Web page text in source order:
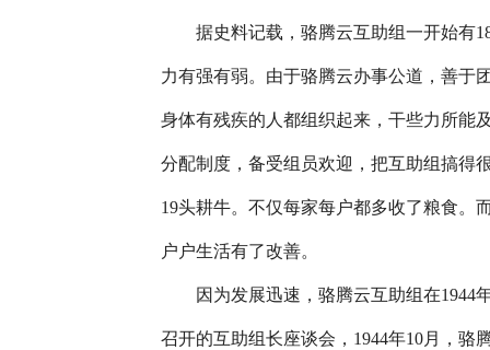
据史料记载，骆腾云互助组一开始有18
力有强有弱。由于骆腾云办事公道，善于
身体有残疾的人都组织起来，干些力所能
分配制度，备受组员欢迎，把互助组搞得
19头耕牛。不仅每家每户都多收了粮食。
户户生活有了改善。
因为发展迅速，骆腾云互助组在1944
召开的互助组长座谈会，1944年10月，骆